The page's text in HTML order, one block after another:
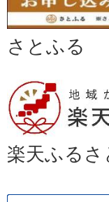
さとふる
楽天ふるさ